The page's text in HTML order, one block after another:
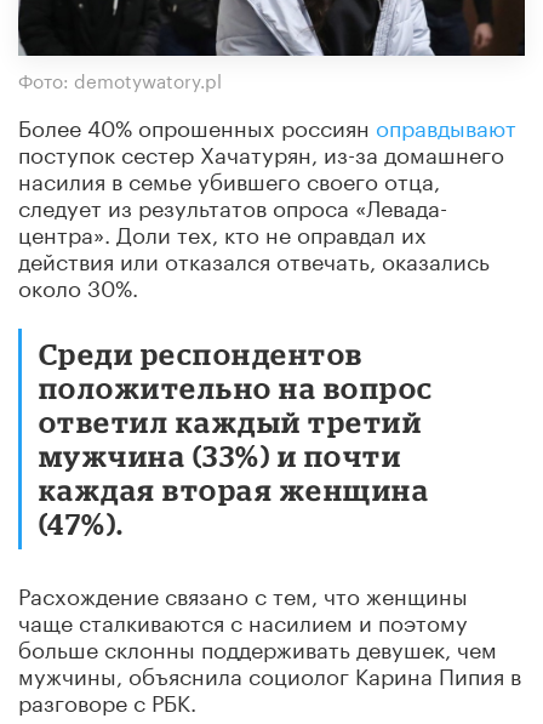
Фото: demotywatory.pl
Более 40% опрошенных россиян оправдывают
поступок сестер Хачатурян, из-за домашнего
насилия в семье убившего своего отца,
следует из результатов опроса «Левада-
центра». Доли тех, кто не оправдал их
действия или отказался отвечать, оказались
около 30%.
Среди респондентов
положительно на вопрос
ответил каждый третий
мужчина (33%) и почти
каждая вторая женщина
(47%).
Расхождение связано с тем, что женщины
чаще сталкиваются с насилием и поэтому
больше склонны поддерживать девушек, чем
мужчины, объяснила социолог Карина Пипия в
разговоре с РБК.